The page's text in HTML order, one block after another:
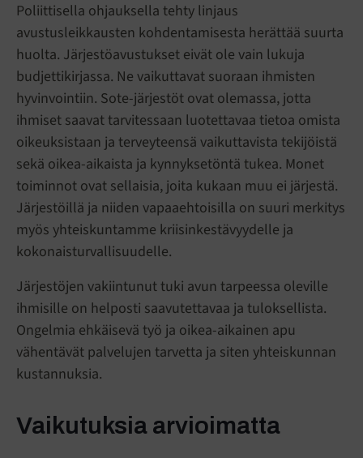
Poliittisella ohjauksella tehty linjaus
avustusleikkausten kohdentamisesta herättää suurta
huolta. Järjestöavustukset eivät ole vain lukuja
budjettikirjassa. Ne vaikuttavat suoraan ihmisten
hyvinvointiin. Sote-järjestöt ovat olemassa, jotta
ihmiset saavat tarvitessaan luotettavaa tietoa omista
oikeuksistaan ja terveyteensä vaikuttavista tekijöistä
sekä oikea-aikaista ja kynnyksetöntä tukea. Monet
toiminnot ovat sellaisia, joita kukaan muu ei järjestä.
Järjestöillä ja niiden vapaaehtoisilla on suuri merkitys
myös yhteiskuntamme kriisinkestävyydelle ja
kokonaisturvallisuudelle.
Järjestöjen vakiintunut tuki avun tarpeessa oleville
ihmisille on helposti saavutettavaa ja tuloksellista.
Ongelmia ehkäisevä työ ja oikea-aikainen apu
vähentävät palvelujen tarvetta ja siten yhteiskunnan
kustannuksia.
Vaikutuksia arvioimatta